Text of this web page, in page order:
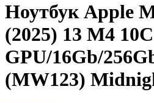
Ноутбук Apple
(2025) 13 M4
GPU/16Gb/
(MW123)